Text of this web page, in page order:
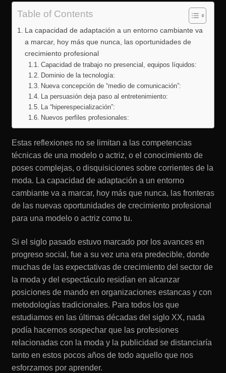
Table of Contents
La capacidad de adaptación a un entorno cambiante va
a marcar, hoy más que nunca, las oportunidades de
crecimiento profesional
Capacidad de trabajo no presencial, equipos líquidos:
Dominio de la tecnología:
Nueva concepción de “medio de comunicación”:
La persuasión deja paso al entretenimiento:
La “hiperespecialización”:
Nuevos perfiles profesionales:
Estas reflexiones no se limitan a las competencias
técnicas de una modelo o actriz, o el conocimiento de
poses complejas, o disquisiciones sobre corrientes de la
moda. La capacidad de adaptación a un entorno
cambiante va a marcar, hoy más que nunca, las fronteras
de las nuevas oportunidades de crecimiento profesional
para una modelo o actriz como tu.
Si el siglo pasado estuvo marcado por los avances en
progreso social, fue a su vez una era predecible, donde
muchas de las expectativas de crecimiento del sector de
la moda y del espectáculo residían en alcanzar
posiciones de mando en organizaciones estancas y con
metodologías tradicionales. Para todos los que
estudiamos en las últimas décadas del siglo XX, nada
podía hacernos sospechar que las profesiones
relacionadas con la moda y la publicidad se distanciaría
tanto en estos pocos años de todo aquello que nos
esforzamos por aprender.